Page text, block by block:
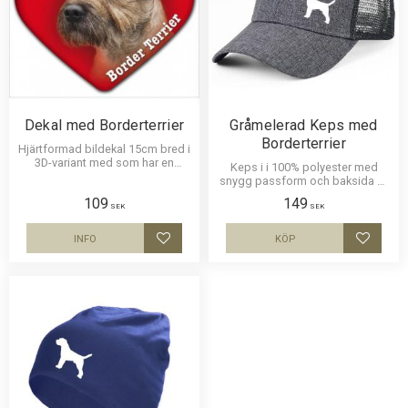
Dekal med Borderterrier
Hjärtformad bildekal 15cm bred i
3D-variant med som har en
109 SEK
Lägg till i favoriter
INFO
Gråmelerad Keps med
Borderterrier
Keps i i 100% polyester med
snygg passform och baksida av
Borderterrier. Luftig och skön
keps.
149 SEK
Lägg
KÖP